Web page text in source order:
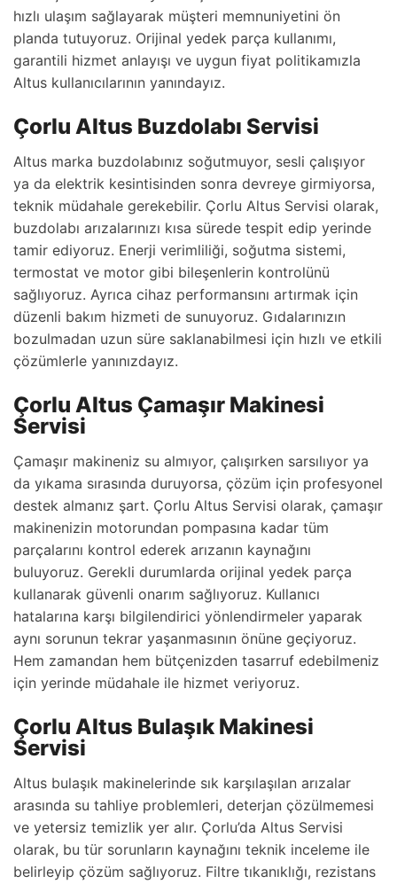
hızlı ulaşım sağlayarak müşteri memnuniyetini ön
planda tutuyoruz. Orijinal yedek parça kullanımı,
garantili hizmet anlayışı ve uygun fiyat politikamızla
Altus kullanıcılarının yanındayız.
Çorlu Altus Buzdolabı Servisi
Altus marka buzdolabınız soğutmuyor, sesli çalışıyor
ya da elektrik kesintisinden sonra devreye girmiyorsa,
teknik müdahale gerekebilir. Çorlu Altus Servisi olarak,
buzdolabı arızalarınızı kısa sürede tespit edip yerinde
tamir ediyoruz. Enerji verimliliği, soğutma sistemi,
termostat ve motor gibi bileşenlerin kontrolünü
sağlıyoruz. Ayrıca cihaz performansını artırmak için
düzenli bakım hizmeti de sunuyoruz. Gıdalarınızın
bozulmadan uzun süre saklanabilmesi için hızlı ve etkili
çözümlerle yanınızdayız.
Çorlu Altus Çamaşır Makinesi
Servisi
Çamaşır makineniz su almıyor, çalışırken sarsılıyor ya
da yıkama sırasında duruyorsa, çözüm için profesyonel
destek almanız şart. Çorlu Altus Servisi olarak, çamaşır
makinenizin motorundan pompasına kadar tüm
parçalarını kontrol ederek arızanın kaynağını
buluyoruz. Gerekli durumlarda orijinal yedek parça
kullanarak güvenli onarım sağlıyoruz. Kullanıcı
hatalarına karşı bilgilendirici yönlendirmeler yaparak
aynı sorunun tekrar yaşanmasının önüne geçiyoruz.
Hem zamandan hem bütçenizden tasarruf edebilmeniz
için yerinde müdahale ile hizmet veriyoruz.
Çorlu Altus Bulaşık Makinesi
Servisi
Altus bulaşık makinelerinde sık karşılaşılan arızalar
arasında su tahliye problemleri, deterjan çözülmemesi
ve yetersiz temizlik yer alır. Çorlu’da Altus Servisi
olarak, bu tür sorunların kaynağını teknik inceleme ile
belirleyip çözüm sağlıyoruz. Filtre tıkanıklığı, rezistans